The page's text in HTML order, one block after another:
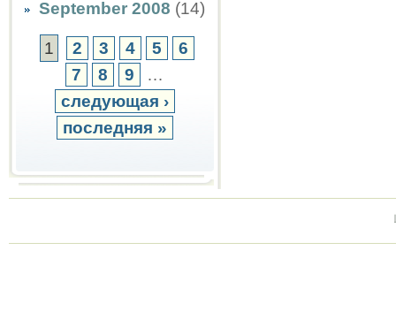
September 2008 (14)
1 2 3 4 5
6
7
8 9
…
следующая ›
последняя »